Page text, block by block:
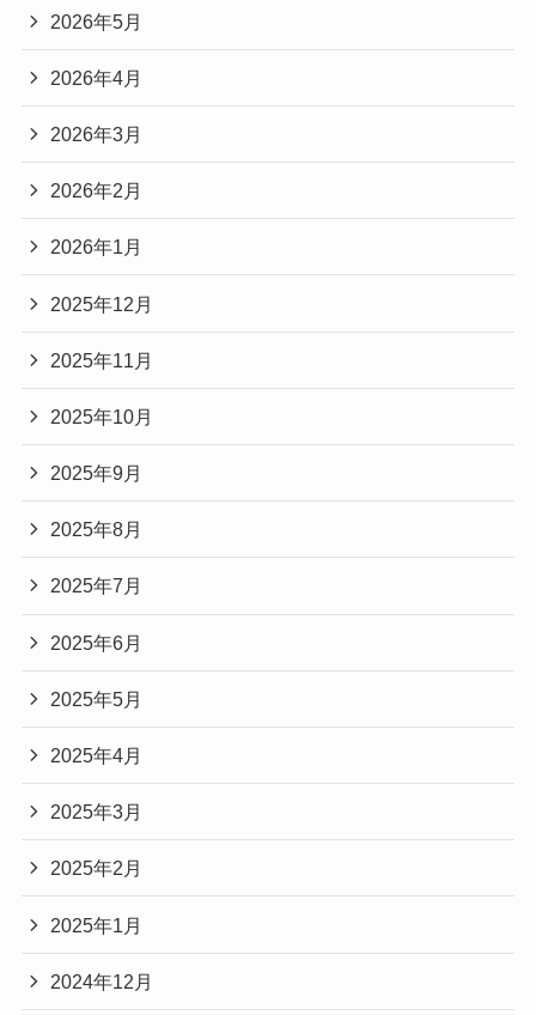
2026年5月
2026年4月
2026年3月
2026年2月
2026年1月
2025年12月
2025年11月
2025年10月
2025年9月
2025年8月
2025年7月
2025年6月
2025年5月
2025年4月
2025年3月
2025年2月
2025年1月
2024年12月